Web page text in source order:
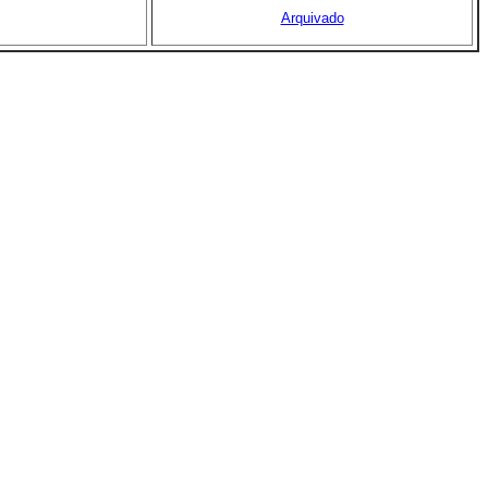
Arquivado